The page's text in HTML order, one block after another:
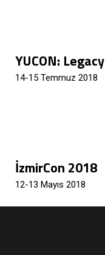
YUCON: Legacy
14-15 Temmuz 2018
İzmirCon 2018
12-13 Mayıs 2018